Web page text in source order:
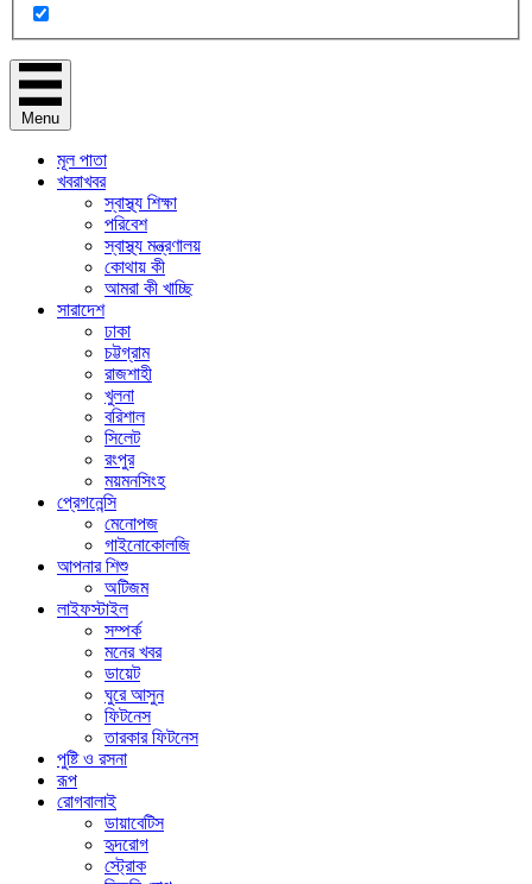
Menu
মূল পাতা
খবরাখবর
স্বাস্থ্য শিক্ষা
পরিবেশ
স্বাস্থ্য মন্ত্রণালয়
কোথায় কী
আমরা কী খাচ্ছি
সারাদেশ
ঢাকা
চট্টগ্রাম
রাজশাহী
খুলনা
বরিশাল
সিলেট
রংপুর
ময়মনসিংহ
প্রেগনেন্সি
মেনোপজ
গাইনোকোলজি
আপনার শিশু
অটিজম
লাইফস্টাইল
সম্পর্ক
মনের খবর
ডায়েট
ঘুরে আসুন
ফিটনেস
তারকার ফিটনেস
পুষ্টি ও রসনা
রূপ
রোগবালাই
ডায়াবেটিস
হৃদরোগ
স্ট্রোক